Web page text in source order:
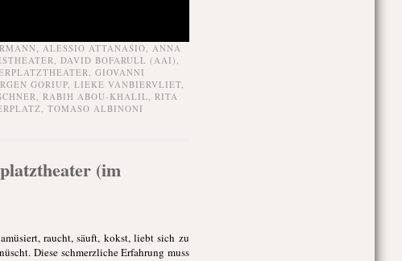
, ALESSIO ATTANASIO, ANNA
, DAVID BOFARULL (AAI),
, GIOVANNI
GORIUP, LIEKE VANBIERVLIET,
, RABIH ABOU-KHALIL, RITA
, TOMASO ALBINONI
(im
raucht, säuft, kokst, liebt sich zu
Diese schmerzliche Erfahrung muss